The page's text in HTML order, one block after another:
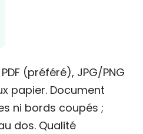
PDF (préféré), JPG/PNG
papier. Document
ni bords coupés ;
dos. Qualité